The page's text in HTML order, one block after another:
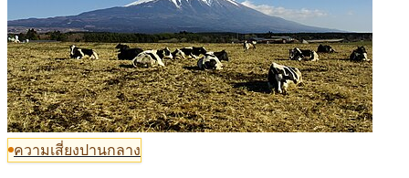
ความเสี่ยงปานกลาง